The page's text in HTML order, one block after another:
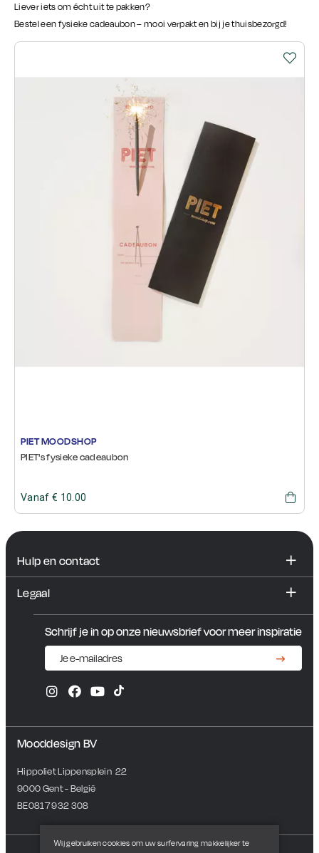
Liever iets om écht uit te pakken?
Bestel een fysieke cadeaubon – mooi verpakt en bij je thuisbezorgd!
PIET MOODSHOP
PIET's fysieke cadeaubon
Vanaf € 10.00
Hulp en contact
FAQ
Legaal
Schrijf je in op onze nieuwsbrief voor meer inspiratie
Mooddesign BV
Hippoliet Lippensplein  22
9000 Gent - België
BE0817 932 308
Veilig betalen met
Wij gebruiken cookies om uw surfervaring makkelijker te